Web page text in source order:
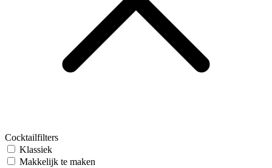
Cocktailfilters
Klassiek
Makkelijk te maken